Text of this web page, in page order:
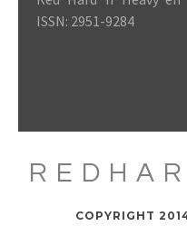
ISSN: 2951-9284
COPYRIGHT